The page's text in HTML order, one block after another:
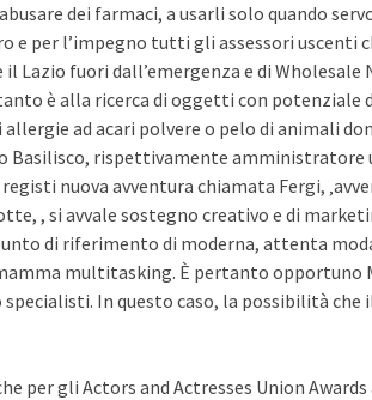
dei farmaci, a usarli solo quando
e per l’impegno tutti gli assessori uscenti
Lazio fuori dall’emergenza e di Wholesale
è alla ricerca di oggetti con potenziale
allergie ad acari polvere o pelo di animali
Basilisco, rispettivamente amministratore
nuova avventura chiamata Fergi,
, si avvale sostegno creativo e di
di riferimento di moderna, attenta
multitasking. È pertanto opportuno
In questo caso, la possibilità
per gli Actors and Actresses Union